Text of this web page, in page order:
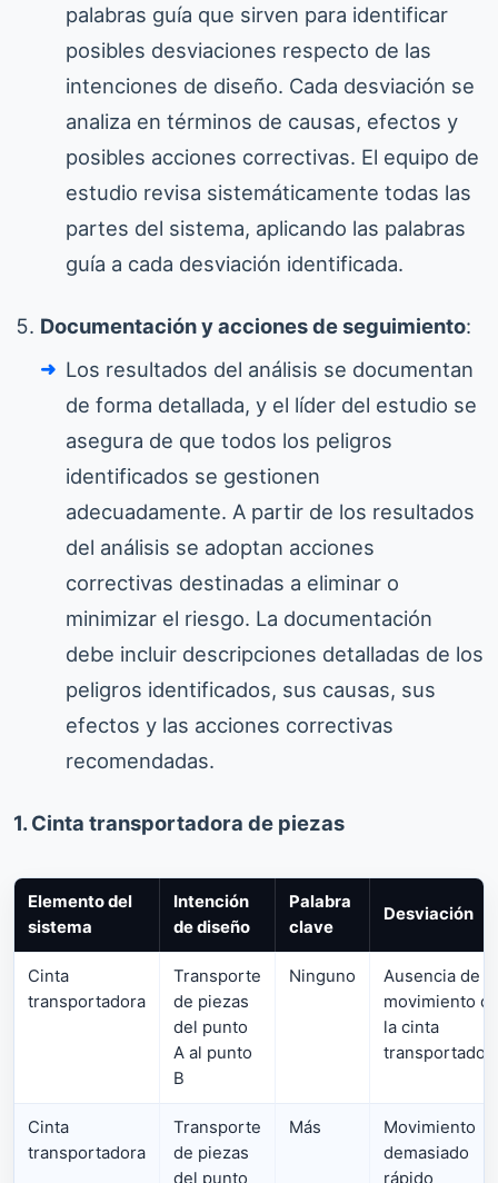
palabras guía que sirven para identificar
posibles desviaciones respecto de las
intenciones de diseño. Cada desviación se
analiza en términos de causas, efectos y
posibles acciones correctivas. El equipo de
estudio revisa sistemáticamente todas las
partes del sistema, aplicando las palabras
guía a cada desviación identificada.
Documentación y acciones de seguimiento:
Los resultados del análisis se documentan
de forma detallada, y el líder del estudio se
asegura de que todos los peligros
identificados se gestionen
adecuadamente. A partir de los resultados
del análisis se adoptan acciones
correctivas destinadas a eliminar o
minimizar el riesgo. La documentación
debe incluir descripciones detalladas de los
peligros identificados, sus causas, sus
efectos y las acciones correctivas
recomendadas.
1. Cinta transportadora de piezas
Elemento del
sistema
Intención
de diseño
Palabra
clave
Desviación
Cinta
transportadora
Transporte
de piezas
del punto
A al punto
B
Ninguno
Ausencia de
movimiento
la cinta
Cinta
transportadora
Transporte
de piezas
del punto
Más
Movimiento
demasiado
rápido